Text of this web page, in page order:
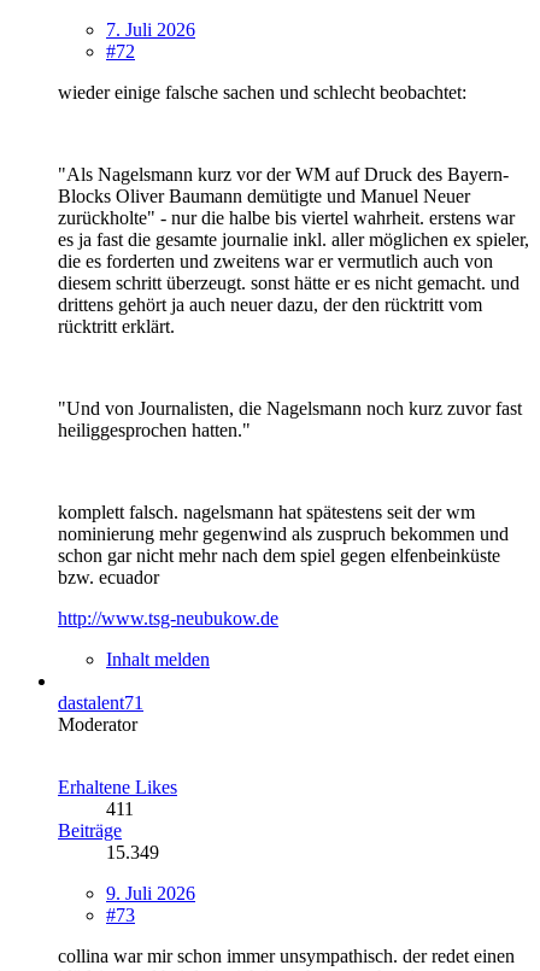
7. Juli 2026
#72
wieder einige falsche sachen und schlecht beobachtet:
"Als Nagelsmann kurz vor der WM auf Druck des Bayern-
Blocks Oliver Baumann demütigte und Manuel Neuer
zurückholte" - nur die halbe bis viertel wahrheit. erstens war
es ja fast die gesamte journalie inkl. aller möglichen ex spieler,
die es forderten und zweitens war er vermutlich auch von
diesem schritt überzeugt. sonst hätte er es nicht gemacht. und
drittens gehört ja auch neuer dazu, der den rücktritt vom
rücktritt erklärt.
"Und von Journalisten, die Nagelsmann noch kurz zuvor fast
heiliggesprochen hatten."
komplett falsch. nagelsmann hat spätestens seit der wm
nominierung mehr gegenwind als zuspruch bekommen und
schon gar nicht mehr nach dem spiel gegen elfenbeinküste
bzw. ecuador
http://www.tsg-neubukow.de
Inhalt melden
dastalent71
Moderator
Erhaltene Likes
411
Beiträge
15.349
9. Juli 2026
#73
collina war mir schon immer unsympathisch. der redet einen